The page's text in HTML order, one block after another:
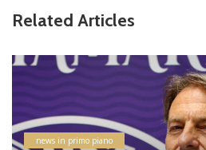
Related Articles
news in primo piano